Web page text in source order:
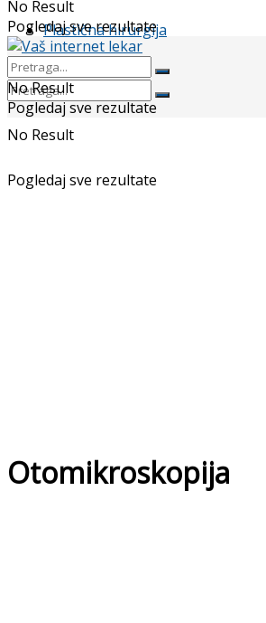
Plastična hirurgija
No Result
Pogledaj sve rezultate
No Result
Pogledaj sve rezultate
No Result
Pogledaj sve rezultate
Otomikroskopija